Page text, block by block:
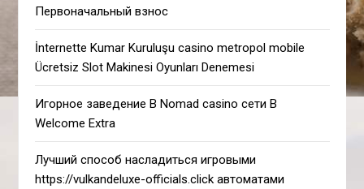
Первоначальный взнос
İnternette Kumar Kuruluşu casino metropol mobile
Ücretsiz Slot Makinesi Oyunları Denemesi
Игорное заведение В Nomad casino сети В
Welcome Extra
Лучший способ насладиться игровыми
https://vulkandeluxe-officials.click автоматами